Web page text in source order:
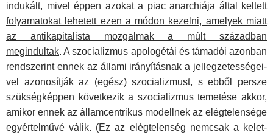
indukált, mivel éppen azokat a piac anarchiája által keltett
folyamatokat lehetett ezen a módon kezelni, ame­lyek miatt
az antikapitalista mozgalmak a múlt században
megindultak. A szocializmus apologétái és támadói azonban
rendszerint ennek az állami irányításnak a jellegzetességei­
vel azonosítják az (egész) szocializmust, s ebből persze
szük­ségképpen következik a szocializmus temetése akkor,
amikor ennek az államcentrikus modellnek az elégtelensége
egyér­telművé válik. (Ez az elégtelenség nemcsak a kelet-